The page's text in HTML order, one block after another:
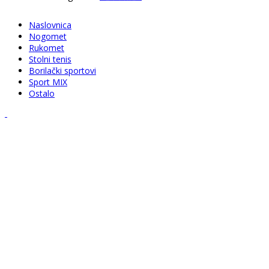
Naslovnica
Nogomet
Rukomet
Stolni tenis
Borilački sportovi
Sport MIX
Ostalo